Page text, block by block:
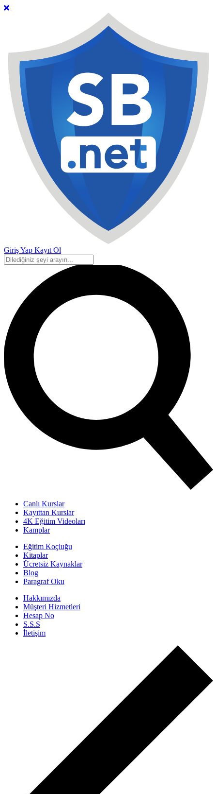
Giriş Yap Kayıt Ol
Canlı Kurslar
Kayıttan Kurslar
4K Eğitim Videoları
Kamplar
Eğitim Koçluğu
Kitaplar
Ücretsiz Kaynaklar
Blog
Paragraf Oku
Hakkımızda
Müşteri Hizmetleri
Hesap No
S.S.S
İletişim